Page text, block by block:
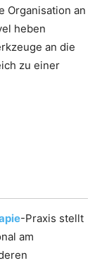
Organisation an
heben
an die
zu einer
-Praxis stellt
am